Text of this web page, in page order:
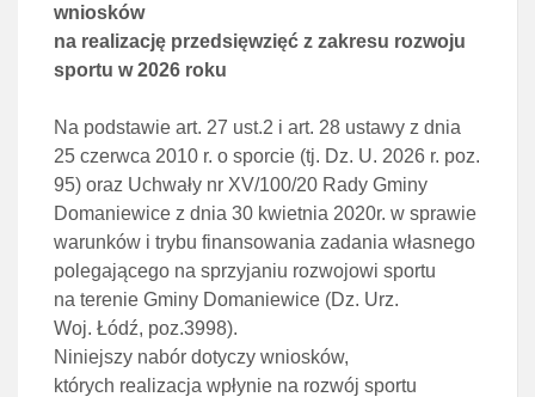
wniosków
na realizację przedsięwzięć z zakresu rozwoju
sportu w 2026 roku
Na podstawie art. 27 ust.2 i art. 28 ustawy z dnia
25 czerwca 2010 r. o sporcie (tj. Dz. U. 2026 r. poz.
95) oraz Uchwały nr XV/100/20 Rady Gminy
Domaniewice z dnia 30 kwietnia 2020r. w sprawie
warunków i trybu finansowania zadania własnego
polegającego na sprzyjaniu rozwojowi sportu
na terenie Gminy Domaniewice (Dz. Urz.
Woj. Łódź, poz.3998).
Niniejszy nabór dotyczy wniosków,
których realizacja wpłynie na rozwój sportu